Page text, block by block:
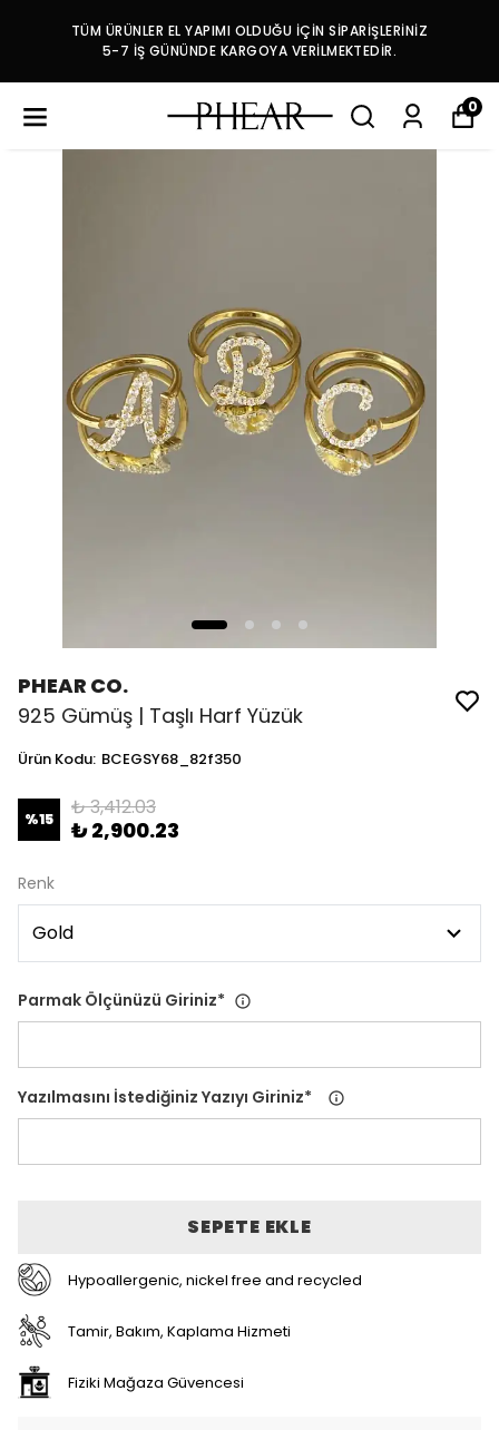
TÜM ÜRÜNLER EL YAPIMI OLDUĞU İÇİN SİPARİŞLERİNİZ
5-7 İŞ GÜNÜNDE KARGOYA VERİLMEKTEDİR.
0
PHEAR CO.
925 Gümüş | Taşlı Harf Yüzük
Ürün Kodu: BCEGSY68_82f350
%15 ₺ 3,412.03
₺ 2,900.23
Renk
Parmak Ölçünüzü Giriniz*
Yazılmasını İstediğiniz Yazıyı Giriniz*
SEPETE EKLE
Hypoallergenic, nickel free and recycled
Tamir, Bakım, Kaplama Hizmeti
Fiziki Mağaza Güvencesi